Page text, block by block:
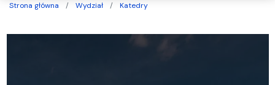
Strona główna Wydział Katedry